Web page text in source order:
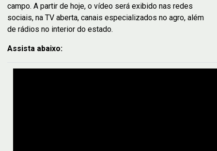
campo. A partir de hoje, o vídeo será exibido nas redes
sociais, na TV aberta, canais especializados no agro, além
de rádios no interior do estado.
Assista abaixo: